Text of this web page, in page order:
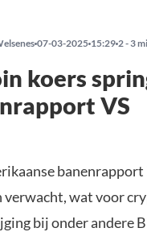
07-03-2025 15:29 2 - 3
koers
VS
verwacht, wat voor
bij onder andere